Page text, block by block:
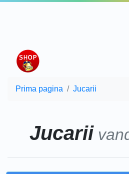
Prima pagina Jucarii
Jucarii